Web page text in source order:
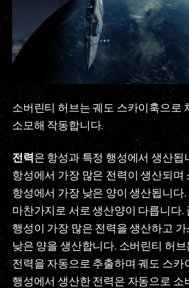
소버린티 허브는 궤도 스카이훅으로
소모해 작동합니다.
전력은 항성과 특정 행성에서 생산됩
항성에서 가장 많은 전력이 생산되며
항성에서 가장 낮은 양이 생산됩니다.
마찬가지로 서로 생산양이 다릅니다.
행성이 가장 많은 전력을 생산하고
낮은 양을 생산합니다. 소버린티 허
전력을 자동으로 추출하며 궤도 스카
행성에서 생산한 전력은 자동으로 소